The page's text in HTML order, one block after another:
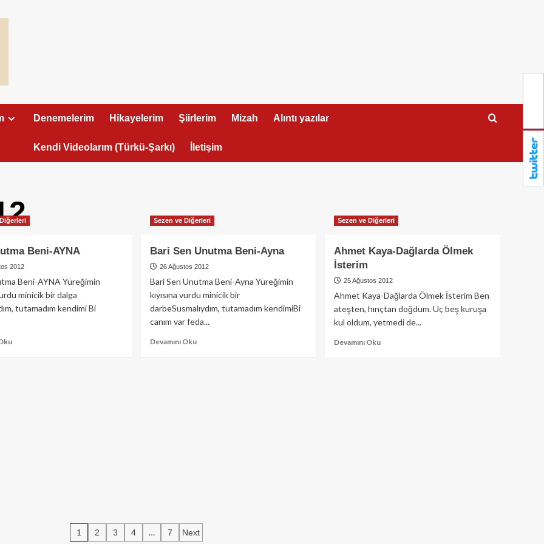
Denemelerim Hikayelerim Şiirlerim Mizah Alıntı yazılar
Kendi Videolarım (Türkü-Şarkı) İletişim
Beni-AYNA
2012
Beni-AYNA Yüreğimin
minicik bir dalga
tutamadım kendimi Bi
Read
Sezen ve Diğerleri
Bari Sen Unutma Beni-Ayna
26 Ağustos 2012
Bari Sen Unutma Beni-Ayna Yüreğimin
kıyısına vurdu minicik bir
darbeSusmalıydım, tutamadım kendimiBi
canım var feda...
Devamını OkuRead
Sezen ve Diğerleri
Ahmet Kaya-Dağlarda Ölmek
İsterim
25 Ağustos 2012
Ahmet Kaya-Dağlarda Ölmek İsterim Ben
ateşten, hınçtan doğdum. Üç beş kuruşa
kul oldum, yetmedi de...
Devamını OkuRead
Yazı
1 2 3 4 … 7 Next